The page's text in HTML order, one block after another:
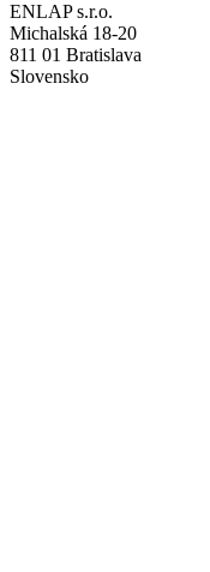
ENLAP s.r.o.
Michalská 18-20
811 01 Bratislava
Slovensko